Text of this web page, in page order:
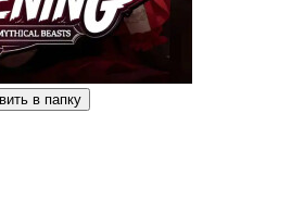
в папку